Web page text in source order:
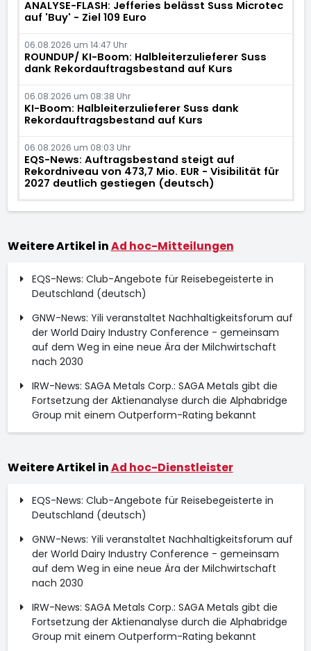
ANALYSE-FLASH: Jefferies belässt Suss Microtec
auf 'Buy' - Ziel 109 Euro
06.08.2026 um 14:47 Uhr
ROUNDUP/ KI-Boom: Halbleiterzulieferer Suss
dank Rekordauftragsbestand auf Kurs
06.08.2026 um 08:38 Uhr
KI-Boom: Halbleiterzulieferer Suss dank
Rekordauftragsbestand auf Kurs
06.08.2026 um 08:03 Uhr
EQS-News: Auftragsbestand steigt auf
Rekordniveau von 473,7 Mio. EUR - Visibilität für
2027 deutlich gestiegen (deutsch)
Weitere Artikel inAd hoc-Mitteilungen
EQS-News: Club-Angebote für Reisebegeisterte in
Deutschland (deutsch)
GNW-News: Yili veranstaltet Nachhaltigkeitsforum auf
der World Dairy Industry Conference - gemeinsam
auf dem Weg in eine neue Ära der Milchwirtschaft
nach 2030
IRW-News: SAGA Metals Corp.: SAGA Metals gibt die
Fortsetzung der Aktienanalyse durch die Alphabridge
Group mit einem Outperform-Rating bekannt
Weitere Artikel inAd hoc-Dienstleister
EQS-News: Club-Angebote für Reisebegeisterte in
Deutschland (deutsch)
GNW-News: Yili veranstaltet Nachhaltigkeitsforum auf
der World Dairy Industry Conference - gemeinsam
auf dem Weg in eine neue Ära der Milchwirtschaft
nach 2030
IRW-News: SAGA Metals Corp.: SAGA Metals gibt die
Fortsetzung der Aktienanalyse durch die Alphabridge
Group mit einem Outperform-Rating bekannt